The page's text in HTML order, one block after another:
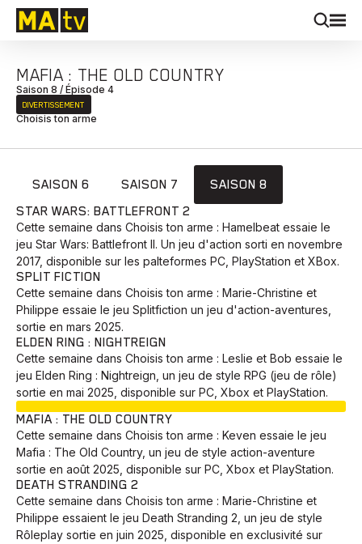
MAFIA : THE OLD COUNTRY
Saison 8 / Épisode 4
DIVERTISSEMENT
Choisis ton arme
SAISON 6 SAISON 7
SAISON 8
STAR WARS: BATTLEFRONT 2
Cette semaine dans Choisis ton arme : Hamelbeat essaie le
jeu Star Wars: Battlefront II. Un jeu d'action sorti en novembre
2017, disponible sur les palteformes PC, PlayStation et XBox.
SPLIT FICTION
Cette semaine dans Choisis ton arme : Marie-Christine et
Philippe essaie le jeu Splitfiction un jeu d'action-aventures,
sortie en mars 2025.
ELDEN RING : NIGHTREIGN
Cette semaine dans Choisis ton arme : Leslie et Bob essaie le
jeu Elden Ring : Nightreign, un jeu de style RPG (jeu de rôle)
sortie en mai 2025, disponible sur PC, Xbox et PlayStation.
MAFIA : THE OLD COUNTRY
Cette semaine dans Choisis ton arme : Keven essaie le jeu
Mafia : The Old Country, un jeu de style action-aventure
sortie en août 2025, disponible sur PC, Xbox et PlayStation.
DEATH STRANDING 2
Cette semaine dans Choisis ton arme : Marie-Christine et
Philippe essaient le jeu Death Stranding 2, un jeu de style
Rôleplay sortie en juin 2025, disponible en exclusivité sur